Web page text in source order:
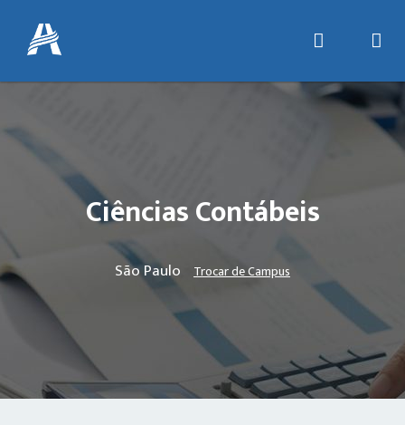
Ciências Contábeis
São Paulo Trocar de Campus